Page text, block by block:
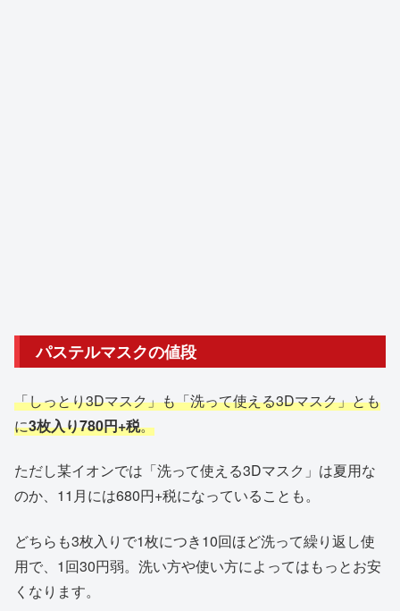
パステルマスクの値段
「しっとり3Dマスク」も「洗って使える3Dマスク」とも
に3枚入り780円+税。
ただし某イオンでは「洗って使える3Dマスク」は夏用な
のか、11月には680円+税になっていることも。
どちらも3枚入りで1枚につき10回ほど洗って繰り返し使
用で、1回30円弱。洗い方や使い方によってはもっとお安
くなります。